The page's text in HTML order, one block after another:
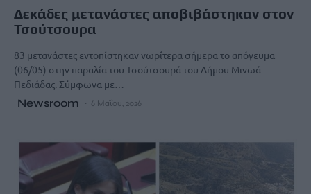
Δεκάδες μετανάστες αποβιβάστηκαν στον
Τσούτσουρα
83 μετανάστες εντοπίστηκαν νωρίτερα σήμερα το απόγευμα
(06/05) στην παραλία του Τσούτσουρά του Δήμου Μινωά
Πεδιάδας. Σύμφωνα με…
Newsroom 6 Μαΐου, 2026